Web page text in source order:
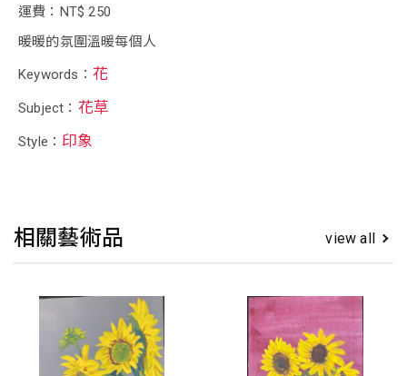
運費：NT$ 250
暖暖的氛圍溫暖每個人
Keywords： 花
Subject： 花草
Style： 印象
相關藝術品 view all